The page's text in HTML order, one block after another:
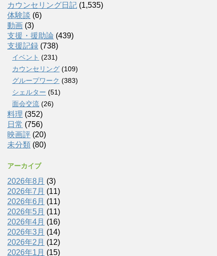
カウンセリング日記 (1,535)
体験談 (6)
動画 (3)
支援・援助論 (439)
支援記録 (738)
イベント (231)
カウンセリング (109)
グループワーク (383)
シェルター (51)
面会交流 (26)
料理 (352)
日常 (756)
映画評 (20)
未分類 (80)
アーカイブ
2026年8月 (3)
2026年7月 (11)
2026年6月 (11)
2026年5月 (11)
2026年4月 (16)
2026年3月 (14)
2026年2月 (12)
2026年1月 (15)